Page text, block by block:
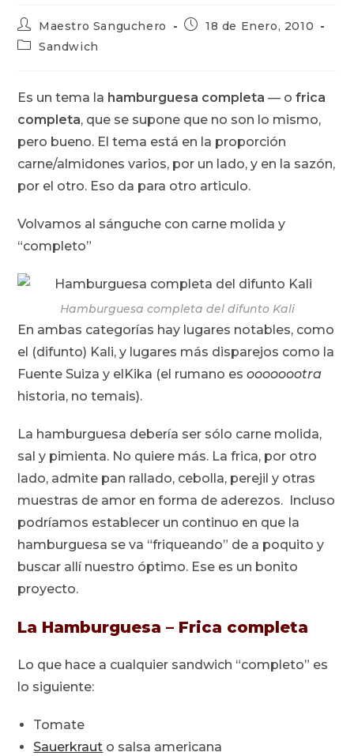
Autor
de
la
Maestro Sanguchero
Publicación
18 de Enero, 2010
Categoría
entrada:
Sandwich
Es un tema la hamburguesa completa — ofrica
completa, que se supone que no son lo mismo,
pero bueno. El tema está en la proporción
carne/almidones varios, por un lado, y en la sazón,
por el otro. Eso da para otro articulo.
Volvamos al sánguche con carne molida y
“completo”
Hamburguesa completa del difunto Kali
En ambas categorías hay lugares notables, como
el (difunto) Kali, y lugares más disparejos como la
Fuente Suiza y elKika (el rumano esoooooootra
historia, no temais).
La hamburguesa debería ser sólo carne molida,
sal y pimienta. No quiere más. La frica, por otro
lado, admite pan rallado, cebolla, perejil y otras
muestras de amor en forma de aderezos. Incluso
podríamos establecer un continuo en que la
hamburguesa se va “friqueando” de a poquito y
buscar allí nuestro óptimo. Ese es un bonito
proyecto.
La Hamburguesa – Frica completa
Lo que hace a cualquier sandwich “completo” es
lo siguiente:
Tomate
Sauerkraut o salsa americana